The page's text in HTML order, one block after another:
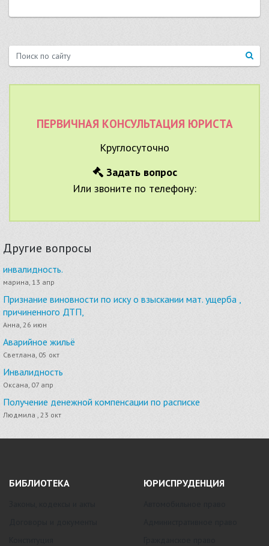
ПЕРВИЧНАЯ КОНСУЛЬТАЦИЯ ЮРИСТА
Круглосуточно
Задать вопрос
Или звоните по телефону:
Другие вопросы
инвалидность.
марина, 13 апр
Признание виновности по иску о взыскании мат. ущерба ,
причиненного ДТП,
Анна, 26 июн
Аварийное жильё
Светлана, 05 окт
Инвалидность
Оксана, 07 апр
Получение денежной компенсации по расписке
Людмила , 23 окт
БИБЛИОТЕКА ЮРИСПРУДЕНЦИЯ